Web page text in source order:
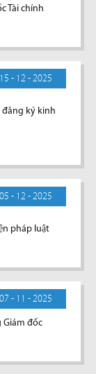
Tài chính
15 - 12 - 2025
đăng ký kinh
05 - 12 - 2025
pháp luật
07 - 11 - 2025
Giám đốc